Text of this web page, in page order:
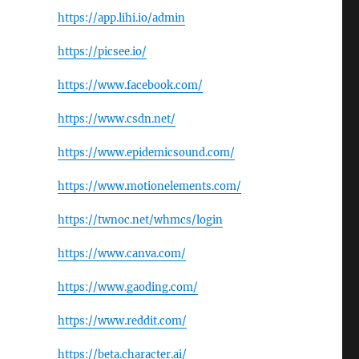
https://app.lihi.io/admin
https://picsee.io/
https://www.facebook.com/
https://www.csdn.net/
https://www.epidemicsound.com/
https://www.motionelements.com/
https://twnoc.net/whmcs/login
https://www.canva.com/
https://www.gaoding.com/
https://www.reddit.com/
https://beta.character.ai/